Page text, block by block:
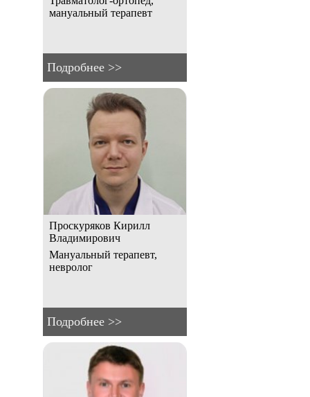
мануальный терапевт
Подробнее >>
Проскуряков Кирилл
Владимирович
Мануальный терапевт,
невролог
Подробнее >>